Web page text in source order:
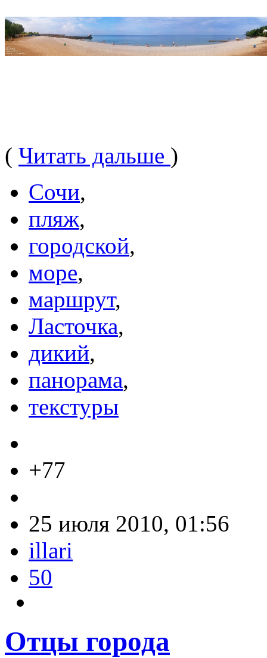
( Читать дальше )
Сочи,
пляж,
городской,
море,
маршрут,
Ласточка,
дикий,
панорама,
текстуры
+77
25 июля 2010, 01:56
illari
50
Отцы города